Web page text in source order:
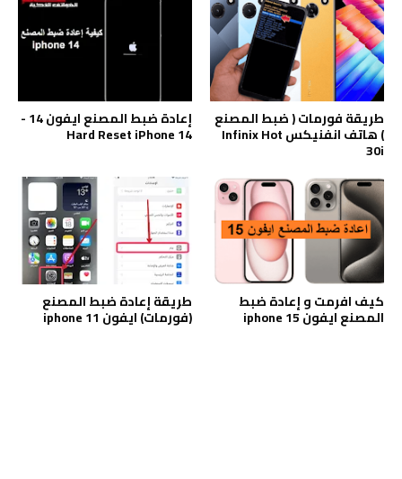
طريقة فورمات ( ضبط المصنع
) هاتف انفنيكس Infinix Hot
30i
إعادة ضبط المصنع ايفون 14 -
Hard Reset iPhone 14
كيف افرمت و إعادة ضبط
المصنع ايفون iphone 15
طريقة إعادة ضبط المصنع
(فورمات) ايفون iphone 11